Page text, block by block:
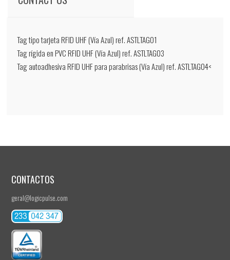
Tag tipo tarjeta RFID UHF (Vía Azul) ref. ASTLTAG01
Tag rígida en PVC RFID UHF (Vía Azul) ref. ASTLTAG03
Tag autoadhesiva RFID UHF para parabrisas (Vía Azul) ref. ASTLTAG04<
CONTACTOS
geral@logicpulse.com